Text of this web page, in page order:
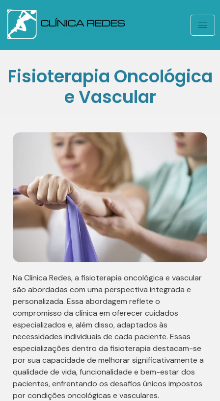
Fisioterapia Oncológica
e Vascular
Na Clínica Redes, a fisioterapia oncológica e vascular
são abordadas com uma perspectiva integrada e
personalizada. Essa abordagem reflete o
compromisso da clínica em oferecer cuidados
especializados e, além disso, adaptados às
necessidades individuais de cada paciente. Essas
especializações dentro da fisioterapia destacam-se
por sua capacidade de melhorar significativamente a
qualidade de vida, funcionalidade e bem-estar dos
pacientes, enfrentando os desafios únicos impostos
por condições oncológicas e vasculares.